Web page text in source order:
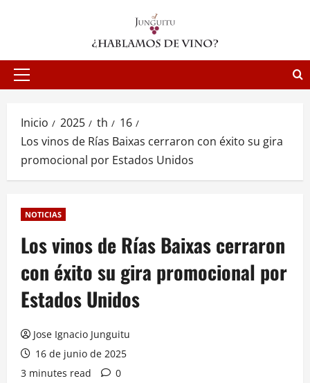
Menú
Inicio 2025 th
16
Los vinos de Rías Baixas cerraron con éxito su gira
promocional por Estados Unidos
NOTICIAS
Los vinos de Rías Baixas cerraron
con éxito su gira promocional por
Estados Unidos
Jose Ignacio Junguitu
16 de junio de 2025
3 minutes read
0